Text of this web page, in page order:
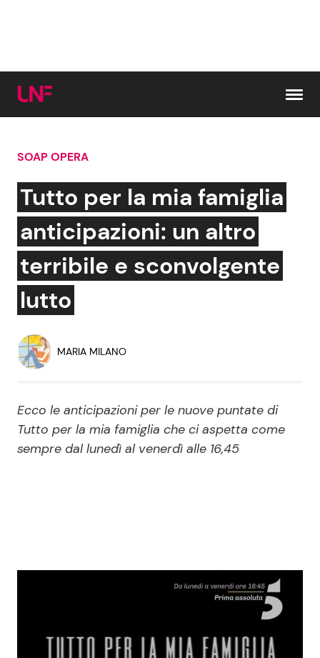
Cerca:
News e Cronaca
Attualità Italiana
Dal Mondo
Economia
Persone Scomparse
Politica
Gossip e TV
Bellezze VIP
Reality e Talent
Soap Opera
SOAP OPERA
Tutto per la mia famiglia
anticipazioni: un altro
terribile e sconvolgente
lutto
MARIA MILANO
Ecco le anticipazioni per le nuove puntate di
Tutto per la mia famiglia che ci aspetta come
sempre dal lunedì al venerdì alle 16,45